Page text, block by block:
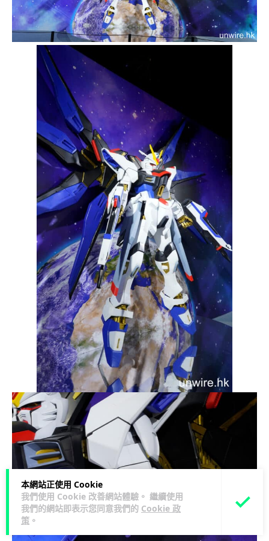
本網站正使用 Cookie
我們使用 Cookie 改善網站體驗。 繼續使用
我們的網站即表示您同意我們的 Cookie 政
策 。